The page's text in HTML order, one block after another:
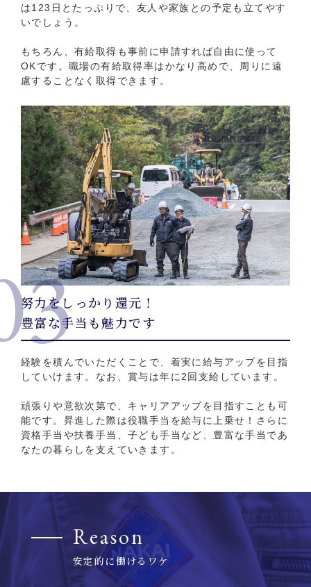
は123日とたっぷりで、友人や家族との予定も立てやす
いでしょう。
もちろん、有給取得も事前に申請すれば自由に使って
OKです。職場の有給取得率はかなり高めで、周りに遠
慮することなく取得できます。
努力をしっかり還元！
豊富な手当も魅力です
経験を積んでいただくことで、着実に給与アップを目指
していけます。なお、賞与は年に2回支給しています。
頑張りや意欲次第で、キャリアアップを目指すことも可
能です。昇進した際は役職手当を給与に上乗せ！さらに
資格手当や扶養手当、子ども手当など、豊富な手当であ
なたの暮らしを支えていきます。
Reason
安定的に働けるワケ